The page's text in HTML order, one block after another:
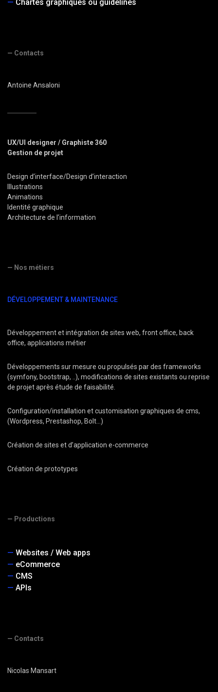
Chartes graphiques ou guidelines
— Contacts
Antoine Ansaloni
UX/UI designer / Graphiste 360
Gestion de projet
Design d’interface/Design d’interaction
Illustrations
Animations
Identité graphique
Architecture de l’information
— Nos métiers
DÉVELOPPEMENT & MAINTENANCE
Développement et intégration de sites web, front office, back
office, applications métier
Développements sur mesure ou propulsés par des frameworks
(symfony, bootstrap, ..), modifications de sites existants ou reprise
de projet après étude de faisabilité.
Configuration/installation et customisation graphiques de cms,
(Wordpress, Prestashop, Bolt...)
Création de sites et d’application e-commerce
Création de prototypes
— Productions
Websites / Web apps
eCommerce
CMS
APIs
— Contacts
Nicolas Mansart